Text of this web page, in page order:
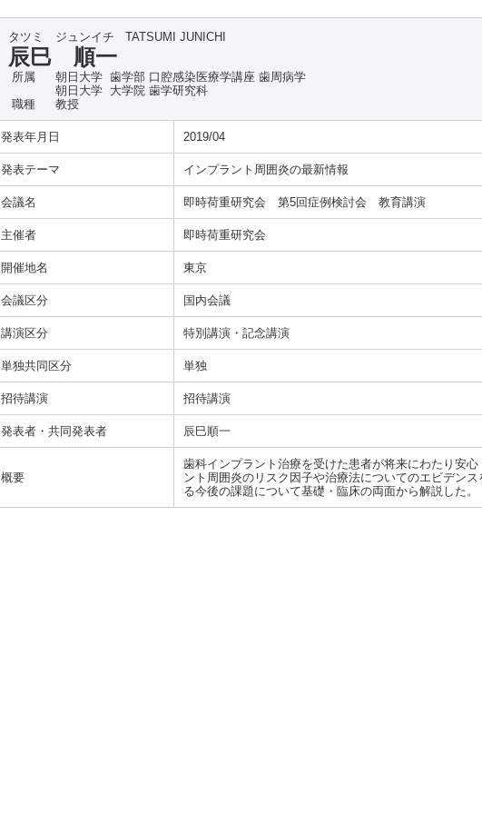
タツミ ジュンイチ TATSUMI JUNICHI
辰巳 順一
所属
朝日大学 歯学部 口腔感染医療学講座 歯周病学
朝日大学 大学院 歯学研究科
職種
教授
発表年月日 2019/04
発表テーマ インプラント周囲炎の最新情報
会議名 即時荷重研究会 第5回症例検討会 教育講演
主催者 即時荷重研究会
開催地名 東京
会議区分 国内会議
講演区分 特別講演・記念講演
単独共同区分 単独
招待講演 招待講演
発表者・共同発表者 辰巳順一
概要
歯科インプラント治療を受けた患者が将来にわたり安
ント周囲炎のリスク因子や治療法についてのエビデン
る今後の課題について基礎・臨床の両面から解説した。